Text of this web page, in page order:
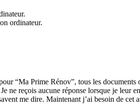
ordinateur.
“Ma Prime Rénov”, tous les documents
ne reçois aucune réponse lorsque je leur
me dire. Maintenant j’ai besoin de cet